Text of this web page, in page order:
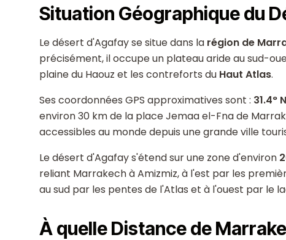
Situation Géographique du
Le désert d'Agafay se situe dans la région de
précisément, il occupe un plateau aride au sud-
plaine du Haouz et les contreforts du Haut Atlas.
Ses coordonnées GPS approximatives sont : 31.4°
environ 30 km de la place Jemaa el-Fna de
accessibles au monde depuis une grande ville
Le désert d'Agafay s'étend sur une zone d'environ
reliant Marrakech à Amizmiz, à l'est par les
au sud par les pentes de l'Atlas et à l'ouest par le
À quelle Distance de